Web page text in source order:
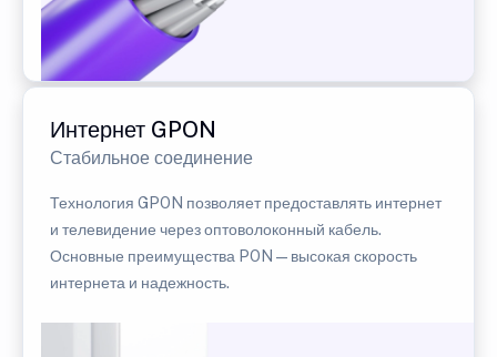
Интернет GPON
Стабильное соединение
Технология GPON позволяет предоставлять интернет
и телевидение через оптоволоконный кабель.
Основные преимущества PON — высокая скорость
интернета и надежность.